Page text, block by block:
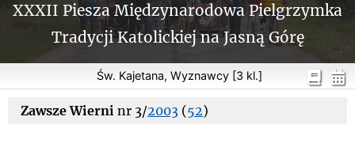
XXXII Piesza Międzynarodowa Pielgrzymka
Tradycji Katolickiej na Jasną Górę
Św. Kajetana, Wyznawcy [3 kl.]
Zawsze Wierni nr 3/2003 (52)